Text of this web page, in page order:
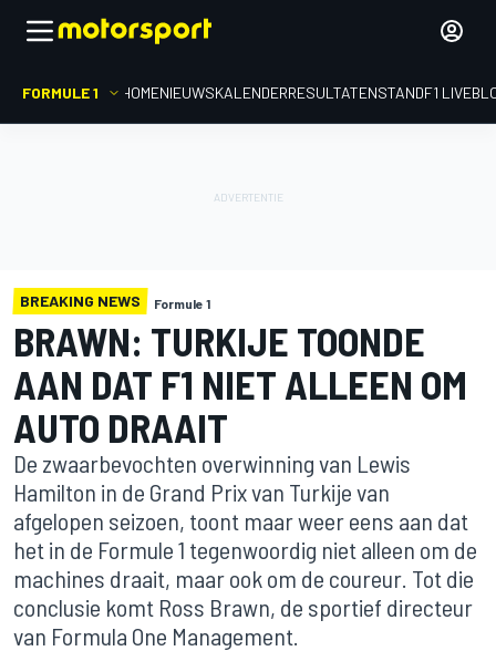
FORMULE 1 HOMENIEUWSKALENDERRESULTATENSTANDF1
BREAKING NEWS Formule 1
BRAWN: TURKIJE TOONDE
AAN DAT F1 NIET ALLEEN OM
AUTO DRAAIT
De zwaarbevochten overwinning van Lewis
Hamilton in de Grand Prix van Turkije van
afgelopen seizoen, toont maar weer eens aan dat
het in de Formule 1 tegenwoordig niet alleen om de
machines draait, maar ook om de coureur. Tot die
conclusie komt Ross Brawn, de sportief directeur
van Formula One Management.